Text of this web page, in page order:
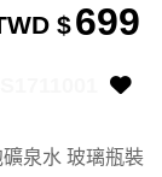
699
$
泉水 玻璃瓶裝